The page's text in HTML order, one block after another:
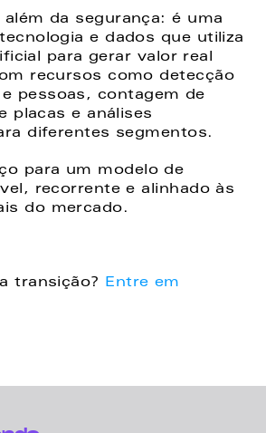
da segurança: é uma
e dados que utiliza
para gerar valor real
recursos como detecção
pessoas, contagem de
placas e análises
diferentes segmentos.
para um modelo de
recorrente e alinhado às
do mercado.
transição? Entre em